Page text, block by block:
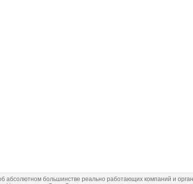
большинстве реально работающих компаний и